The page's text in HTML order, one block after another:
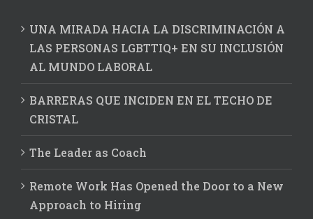
UNA MIRADA HACIA LA DISCRIMINACIÓN A
LAS PERSONAS LGBTTIQ+ EN SU INCLUSIÓN
AL MUNDO LABORAL
BARRERAS QUE INCIDEN EN EL TECHO DE
CRISTAL
The Leader as Coach
Remote Work Has Opened the Door to a New
Approach to Hiring